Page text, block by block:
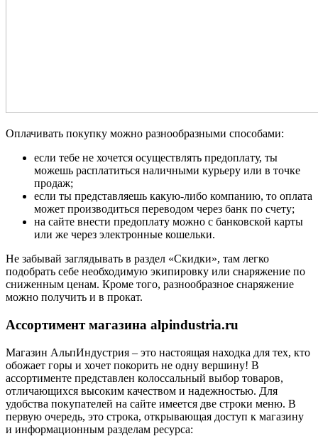
Оплачивать покупку можно разнообразными способами:
если тебе не хочется осуществлять предоплату, ты
можешь расплатиться наличными курьеру или в точке
продаж;
если ты представляешь какую-либо компанию, то оплата
может производиться переводом через банк по счету;
на сайте внести предоплату можно с банковской карты
или же через электронные кошельки.
Не забывай заглядывать в раздел «Скидки», там легко
подобрать себе необходимую экипировку или снаряжение по
сниженным ценам. Кроме того, разнообразное снаряжение
можно получить и в прокат.
Ассортимент магазина alpindustria.ru
Магазин АльпИндустрия – это настоящая находка для тех, кто
обожает горы и хочет покорить не одну вершину! В
ассортименте представлен колоссальный выбор товаров,
отличающихся высоким качеством и надежностью. Для
удобства покупателей на сайте имеется две строки меню. В
первую очередь, это строка, открывающая доступ к магазину
и информационным разделам ресурса: